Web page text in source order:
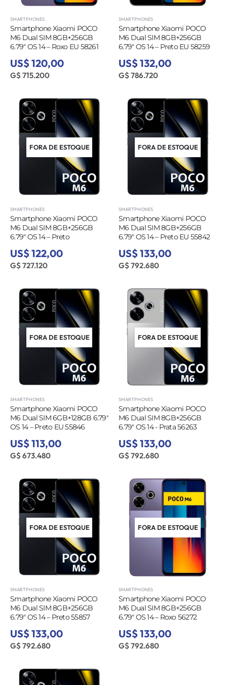
SMARTPHONES
Smartphone Xiaomi POCO
M6 Dual SIM 8GB+256GB
6.79″ OS 14 – Roxo EU 58261
US$ 120,00
G$ 715.200
SMARTPHONES
Smartphone Xiaomi POCO
M6 Dual SIM 8GB+256GB
6.79″ OS 14 – Preto EU 58259
US$ 132,00
G$ 786.720
FORA DE ESTOQUE
SMARTPHONES
Smartphone Xiaomi POCO
M6 Dual SIM 8GB+256GB
6.79″ OS 14 – Preto
US$ 122,00
G$ 727.120
FORA DE ESTOQUE
SMARTPHONES
Smartphone Xiaomi POCO
M6 Dual SIM 8GB+256GB
6.79″ OS 14 – Preto EU 55842
US$ 133,00
G$ 792.680
FORA DE ESTOQUE
SMARTPHONES
Smartphone Xiaomi POCO
M6 Dual SIM 6GB+128GB 6.79″
OS 14 – Preto EU 55846
US$ 113,00
G$ 673.480
FORA DE ESTOQUE
SMARTPHONES
Smartphone Xiaomi POCO
M6 Dual SIM 8GB+256GB
6.79″ OS 14 - Prata 56263
US$ 133,00
G$ 792.680
FORA DE ESTOQUE
SMARTPHONES
Smartphone Xiaomi POCO
M6 Dual SIM 8GB+256GB
6.79″ OS 14 – Preto 55857
US$ 133,00
G$ 792.680
FORA DE ESTOQUE
SMARTPHONES
Smartphone Xiaomi POCO
M6 Dual SIM 8GB+256GB
6.79″ OS 14 – Roxo 56272
US$ 133,00
G$ 792.680